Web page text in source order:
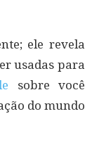
ele revela
usadas para
sobre você
do mundo